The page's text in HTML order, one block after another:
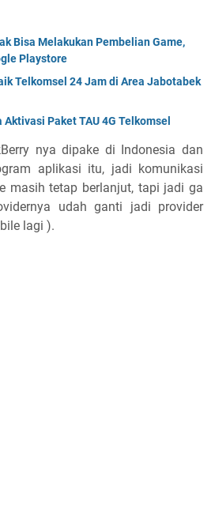
Bisa Melakukan Pembelian Game,
Playstore
Telkomsel 24 Jam di Area Jabotabek
Paket TAU 4G Telkomsel
nya dipake di Indonesia dan
aplikasi itu, jadi komunikasi
masih tetap berlanjut, tapi jadi ga
udah ganti jadi provider
lagi ).